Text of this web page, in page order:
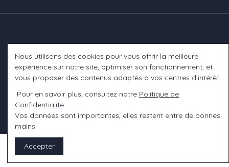
Informations
Contact us
Nous utilisons des cookies pour vous offrir la meilleure
expérience sur notre site, optimiser son fonctionnement, et
vous proposer des contenus adaptés à vos centres d’intérêt.
Pour en savoir plus, consultez notre Politique de
Confidentialité.
Vos données sont importantes, elles restent entre de bonnes
mains.
Accepter